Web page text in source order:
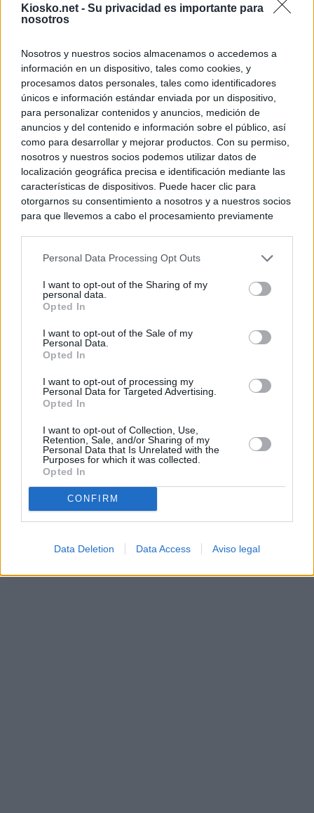
Kiosko.net - Su privacidad es importante para
nosotros
Nosotros y nuestros socios almacenamos o accedemos a
información en un dispositivo, tales como cookies, y
procesamos datos personales, tales como identificadores
únicos e información estándar enviada por un dispositivo,
para personalizar contenidos y anuncios, medición de
anuncios y del contenido e información sobre el público, así
como para desarrollar y mejorar productos. Con su permiso,
nosotros y nuestros socios podemos utilizar datos de
localización geográfica precisa e identificación mediante las
características de dispositivos. Puede hacer clic para
otorgarnos su consentimiento a nosotros y a nuestros socios
para que llevemos a cabo el procesamiento previamente
negar su consentimiento. Tenga en cuenta que algún
de su consentimiento, pero usted tiene el derecho de
rechazar tal procesamiento. Sus preferencias se aplicarán
cualquier momento entrando de nuevo en este sitio web o
visitando nuestra política de privacidad.
Personal Data Processing Opt Outs
I want to opt-out of the Sharing of my
personal data.
Opted In
I want to opt-out of the Sale of my
Personal Data.
Opted In
I want to opt-out of processing my
Personal Data for Targeted Advertising.
Opted In
I want to opt-out of Collection, Use,
Retention, Sale, and/or Sharing of my
Personal Data that Is Unrelated with the
Purposes for which it was collected.
Opted In
CONFIRM
Data Deletion Data Access Aviso legal